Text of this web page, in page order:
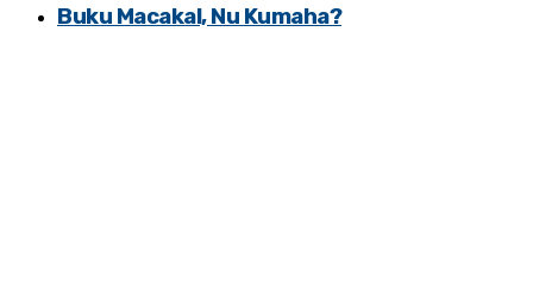
Buku Macakal, Nu Kumaha?